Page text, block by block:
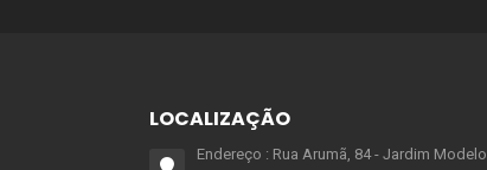
LOCALIZAÇÃO
Endereço : Rua Arumã, 84 - Jardim Modelo